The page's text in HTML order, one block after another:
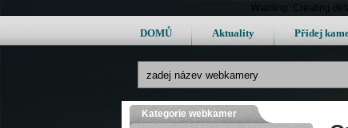
Warning: Creating
DOMŮ Aktuality Přidej
Kategorie webkamer